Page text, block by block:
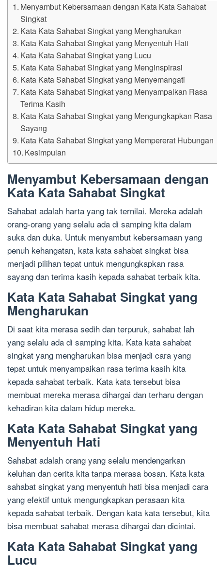
Menyambut Kebersamaan dengan Kata Kata Sahabat
Singkat
Kata Kata Sahabat Singkat yang Mengharukan
Kata Kata Sahabat Singkat yang Menyentuh Hati
Kata Kata Sahabat Singkat yang Lucu
Kata Kata Sahabat Singkat yang Menginspirasi
Kata Kata Sahabat Singkat yang Menyemangati
Kata Kata Sahabat Singkat yang Menyampaikan Rasa
Terima Kasih
Kata Kata Sahabat Singkat yang Mengungkapkan Rasa
Sayang
Kata Kata Sahabat Singkat yang Mempererat Hubungan
Kesimpulan
Menyambut Kebersamaan dengan
Kata Kata Sahabat Singkat
Sahabat adalah harta yang tak ternilai. Mereka adalah
orang-orang yang selalu ada di samping kita dalam
suka dan duka. Untuk menyambut kebersamaan yang
penuh kehangatan, kata kata sahabat singkat bisa
menjadi pilihan tepat untuk mengungkapkan rasa
sayang dan terima kasih kepada sahabat terbaik kita.
Kata Kata Sahabat Singkat yang
Mengharukan
Di saat kita merasa sedih dan terpuruk, sahabat lah
yang selalu ada di samping kita. Kata kata sahabat
singkat yang mengharukan bisa menjadi cara yang
tepat untuk menyampaikan rasa terima kasih kita
kepada sahabat terbaik. Kata kata tersebut bisa
membuat mereka merasa dihargai dan terharu dengan
kehadiran kita dalam hidup mereka.
Kata Kata Sahabat Singkat yang
Menyentuh Hati
Sahabat adalah orang yang selalu mendengarkan
keluhan dan cerita kita tanpa merasa bosan. Kata kata
sahabat singkat yang menyentuh hati bisa menjadi cara
yang efektif untuk mengungkapkan perasaan kita
kepada sahabat terbaik. Dengan kata kata tersebut, kita
bisa membuat sahabat merasa dihargai dan dicintai.
Kata Kata Sahabat Singkat yang
Lucu